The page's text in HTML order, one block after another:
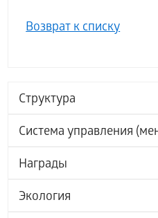
Структура
Система управления
Награды
Экология
Возврат к списку